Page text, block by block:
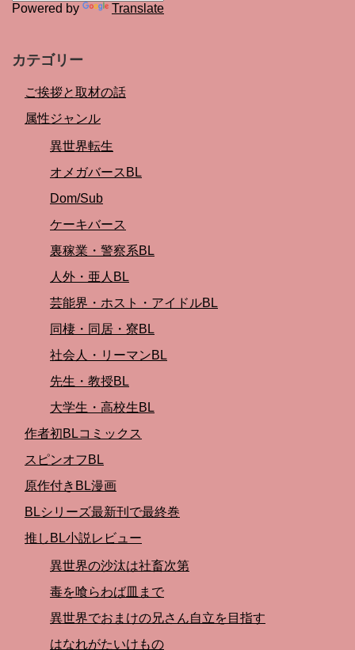
Powered by Translate
カテゴリー
ご挨拶と取材の話
属性ジャンル
異世界転生
オメガバースBL
Dom/Sub
ケーキバース
裏稼業・警察系BL
人外・亜人BL
芸能界・ホスト・アイドルBL
同棲・同居・寮BL
社会人・リーマンBL
先生・教授BL
大学生・高校生BL
作者初BLコミックス
スピンオフBL
原作付きBL漫画
BLシリーズ最新刊で最終巻
推しBL小説レビュー
異世界の沙汰は社畜次第
毒を喰らわば皿まで
異世界でおまけの兄さん自立を目指す
はなれがたいけもの